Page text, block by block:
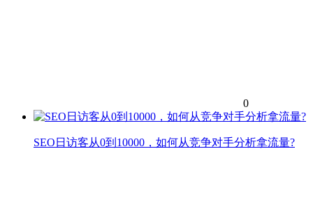
0
SEO日访客从0到10000，如何从竞争对手分析拿流量?